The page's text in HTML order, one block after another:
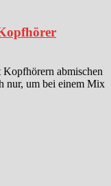
abmischen
nur, um bei einem Mix